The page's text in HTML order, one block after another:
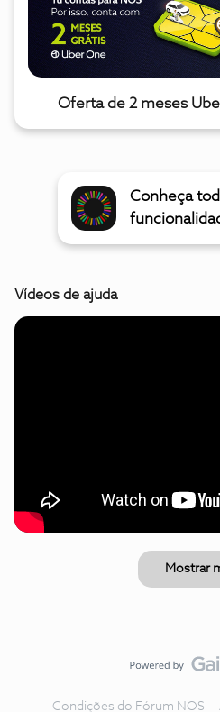
Oferta de 2 meses
Conheça
Vídeos de ajuda
Mostrar
Condições do Fórum NOS